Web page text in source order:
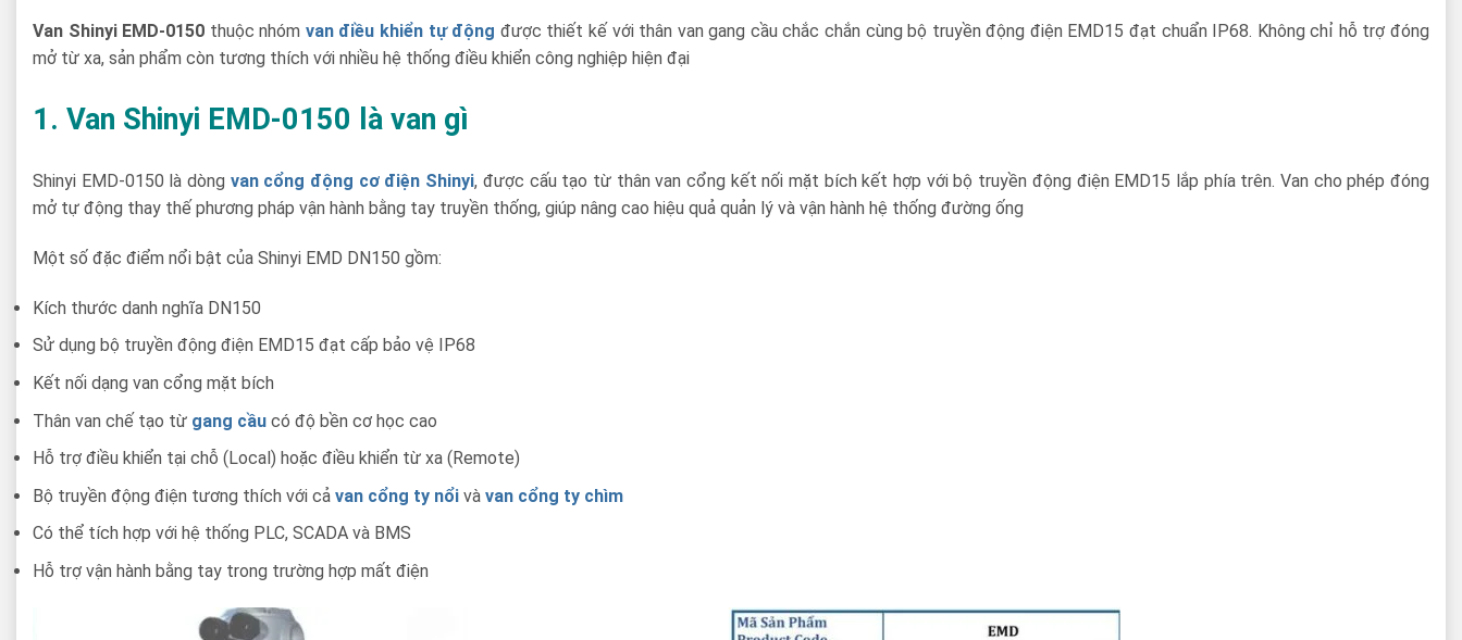
Van Shinyi EMD-0150 thuộc nhóm van điều khiển tự động được thiết kế với thân van gang cầu chắc chắn cùng bộ truyền động điện EMD15 đạt chuẩn IP68. Không chỉ hỗ trợ đóng
mở từ xa, sản phẩm còn tương thích với nhiều hệ thống điều khiển công nghiệp hiện đại
1. Van Shinyi EMD-0150 là van gì
Shinyi EMD-0150 là dòng van cổng động cơ điện Shinyi, được cấu tạo từ thân van cổng kết nối mặt bích kết hợp với bộ truyền động điện EMD15 lắp phía trên. Van cho phép đóng
mở tự động thay thế phương pháp vận hành bằng tay truyền thống, giúp nâng cao hiệu quả quản lý và vận hành hệ thống đường ống
Một số đặc điểm nổi bật của Shinyi EMD DN150 gồm:
Kích thước danh nghĩa DN150
Sử dụng bộ truyền động điện EMD15 đạt cấp bảo vệ IP68
Kết nối dạng van cổng mặt bích
Thân van chế tạo từ gang cầu có độ bền cơ học cao
Hỗ trợ điều khiển tại chỗ (Local) hoặc điều khiển từ xa (Remote)
Bộ truyền động điện tương thích với cả van cổng ty nổi và van cổng ty chìm
Có thể tích hợp với hệ thống PLC, SCADA và BMS
Hỗ trợ vận hành bằng tay trong trường hợp mất điện